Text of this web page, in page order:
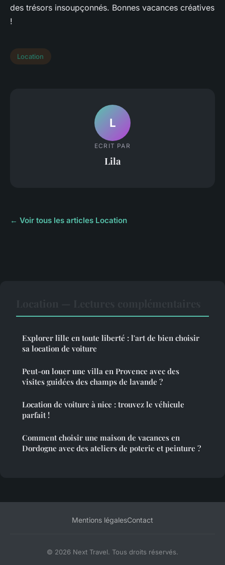
des trésors insoupçonnés. Bonnes vacances créatives
!
Location
L
ECRIT PAR
Lila
← Voir tous les articles Location
Explorer lille en toute liberté : l'art de bien choisir
sa location de voiture
Peut-on louer une villa en Provence avec des
visites guidées des champs de lavande ?
Location de voiture à nice : trouvez le véhicule
parfait !
Comment choisir une maison de vacances en
Dordogne avec des ateliers de poterie et peinture ?
Mentions légalesContact
© 2026 Next Travel. Tous droits réservés.